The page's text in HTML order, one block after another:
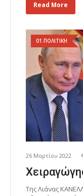
Read More
01.ΠΟΛΙΤΙΚΗ
26 Μαρτίου 2022
Της Λιάνας